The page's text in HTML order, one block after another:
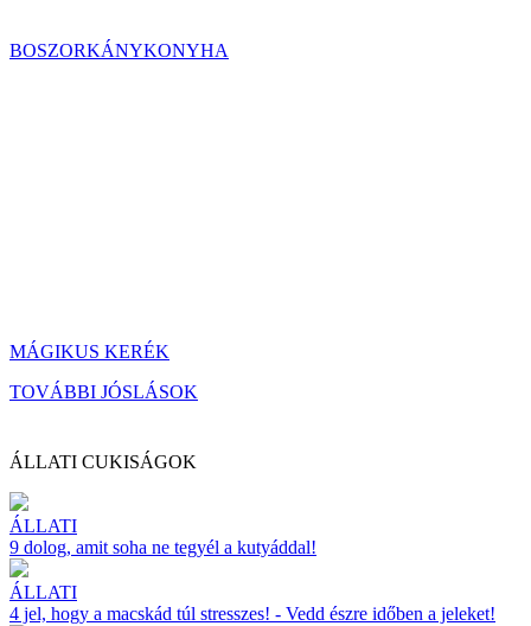
BOSZORKÁNYKONYHA
MÁGIKUS KERÉK
TOVÁBBI JÓSLÁSOK
ÁLLATI CUKISÁGOK
ÁLLATI
9 dolog, amit soha ne tegyél a kutyáddal!
ÁLLATI
4 jel, hogy a macskád túl stresszes! - Vedd észre időben a jeleket!